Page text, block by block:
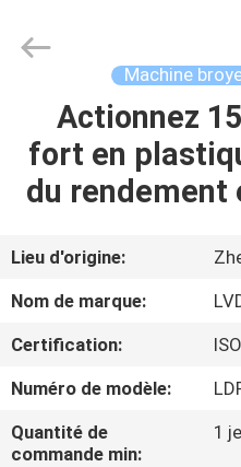
MAISON
PRODUITS
AU
SUJET
DE
VISITE
TRADE
CO.,LTD..
Machine
Actionnez
fort en
du rendement
Lieu d'origine:
Nom de marque:
Certification:
Numéro de modèle:
Quantité de
commande min:
1